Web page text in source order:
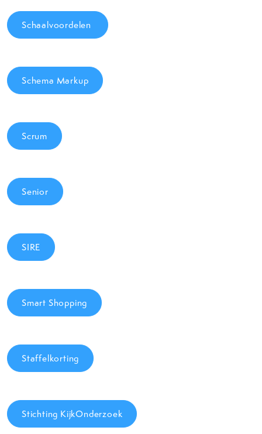
Schaalvoordelen
Schema Markup
Scrum
Senior
SIRE
Smart Shopping
Staffelkorting
Stichting KijkOnderzoek